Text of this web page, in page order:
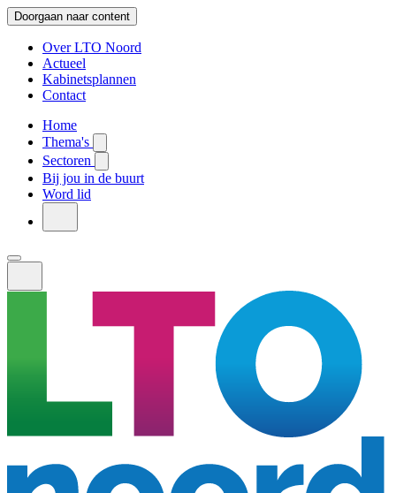
Doorgaan naar content
Over LTO Noord
Actueel
Kabinetsplannen
Contact
Home
Thema's
Sectoren
Bij jou in de buurt
Word lid